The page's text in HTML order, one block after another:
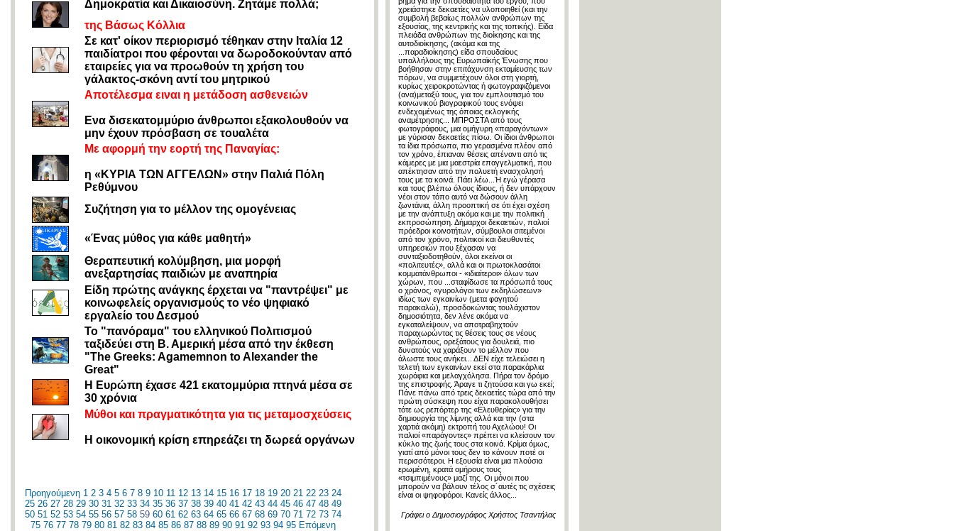
Δημοκρατία και Δικαιοσύνη. Ζητάμε πολλά;
της Βάσως Κόλλια
Σε κατ' οίκον περιορισμό τέθηκαν στην Ιταλία 12
παιδίατροι που φέρονται να δωροδοκούνταν από
εταιρείες για να προωθούν τη χρήση του
γάλακτος-σκόνη αντί του μητρικού
Αποτέλεσμα ειναι η μετάδοση ασθενειών
Ενα δισεκατομμύριο άνθρωποι εξακολουθούν να
μην έχουν πρόσβαση σε τουαλέτα
Με αφορμή την εορτή της Παναγίας:
η «ΚΥΡΙΑ ΤΩΝ ΑΓΓΕΛΩΝ» στην Παλιά Πόλη
Ρεθύμνου
Συζήτηση για το μέλλον της ομογένειας
«Ένας μύθος για κάθε μαθητή»
Θεραπευτική κολύμβηση, μια μορφή
ανεξαρτησίας παιδιών με αναπηρία
Είδη πρώτης ανάγκης έρχεται να "παντρέψει" με
κοινωφελείς οργανισμούς το νέο ψηφιακό
εργαλείο του Δεσμού
Το "πανόραμα" του ελληνικού Πολιτισμού
ταξιδεύει στη Β. Αμερική μέσα από την έκθεση
"The Greeks: Agamemnon to Alexander the
Great"
Η Ευρώπη έχασε 421 εκατομμύρια πτηνά μέσα σε
30 χρόνια
Μύθοι και πραγματικότητα για τις μεταμοσχεύσεις
Η οικονομική κρίση επηρεάζει τη δωρεά οργάνων
Προηγούμενη 1 2 3 4 5 6 7 8 9 10 11 12 13 14 15 16 17 18 19 20 21 22 23 24
25 26 27 28 29 30 31 32 33 34 35 36 37 38 39 40 41 42 43 44 45 46 47 48 49
50 51 52 53 54 55 56 57 58 59 60 61 62 63 64 65 66 67 68 69 70 71 72 73 74
75 76 77 78 79 80 81 82 83 84 85 86 87 88 89 90 91 92 93 94 95 Επόμενη
χρειάστηκε δεκαετίες να υλοποιηθεί (και την
συμβολή βεβαίως πολλών ανθρώπων της
εξουσίας, της κεντρικής και της τοπικής). Είδα
πλειάδα ανθρώπων της διοίκησης και της
αυτοδιοίκησης, (ακόμα και της
...παραδιοίκησης) είδα σπουδαίους
υπαλλήλους της Ευρωπαϊκής Ένωσης που
βοήθησαν στην επιτάχυνση εκταμίευσης των
πόρων, να συμμετέχουν όλοι στη γιορτή,
κυρίως χειροκροτώντας ή φωτογραφιζόμενοι
(ανα)μεταξύ τους, για τον εμπλουτισμό του
κοινωνικού βιογραφικού τους ενόψει
ενδεχομένως της όποιας εκλογικής
αναμέτρησης... ΜΠΡΟΣΤΑ από τους
φωτογράφους, μια ομήγυρη «παραγόντων»
με γύρισαν δεκαετίες πίσω. Οι ίδιοι άνθρωποι
τα ίδια πρόσωπα, πιο γερασμένα πλέον από
τον χρόνο, έπιαναν θέσεις απέναντι από τις
κάμερες με μια μαεστρία επαγγελματική, που
απέκτησαν από την πολυετή ενασχολησή
τους με τα κοινά. Πάει λέω...Ή εγώ γέρασα
και τους βλέπω όλους ίδιους, ή δεν υπάρχουν
νέοι στον τόπο αυτό να δώσουν άλλη
ζωντάνια, άλλη προοπτική σε ότι έχει σχέση
με την ανάπτυξη ακόμα και με την πολιτική
εκπροσώπηση. Δήμαρχοι δεκαετιών, παλιοί
πρόεδροι κοινοτήτων, σύμβουλοι σιτεμένοι
από τον χρόνο, πολιτικοί και διευθυντές
υπηρεσιών που ξέχασαν να
συνταξιοδοτηθούν, όλοι εκείνοι οι
«πολιτευτές», αλλά και οι πρωτοκλασάτοι
κομματάνθρωποι - «ιδιαίτεροι» όλων των
χώρων, που ...σταφίδωσε τα πρόσωπά τους
ο χρόνος, «γυρολόγοι των εκδηλώσεων»
ιδίως των εγκαινίων (μετα φαγητού
παρακαλώ), προσδοκώντας τουλάχιστον
δημοσιότητα, δεν λένε ακόμα να
εγκαταλείψουν, να αποτραβηχτούν
παραχωρώντας τις θέσεις τους σε νέους
ανθρώπους, ορεξάτους για δουλειά, πιο
δυνατούς να χαράξουν το μέλλον που
άλωστε τους ανήκει... ΔΕΝ είχε τελειώσει η
τελετή των εγκαινίων εκεί στα παρακάρλια
χωράφια και μελαγχόλησα. Πήρα τον δρόμο
της επιστροφής. Άραγε τι ζητούσα και γω εκεί;
Πάνε πάνω από τρεις δεκαετίες τώρα από την
πρώτη σύσκεψη που είχα παρακολουθήσει
τότε ως ρεπόρτερ της «Ελευθερίας» για την
δημιουργία της λίμνης αλλά και την (στα
χαρτιά ακόμη) εκτροπή του Αχελώου! Οι
παλιοί «παράγοντες» πρέπει να κλείσουν τον
κύκλο της ζωής τους στα κοινά. Κρίμα όμως,
γιατί από μόνοι τους δεν το κάνουν ποτέ οι
περισσότεροι. Η εξουσία είναι μια πλούσια
ερωμένη, κρατά ομήρους τους
«τσιμπιμένους» μαζί της. Οι μόνοι που
μπορούν να βάλουν τέλος σ´αυτές τις σχέσεις
είναι οι ψηφοφόροι. Κανείς άλλος...
Γράφει ο Δημοσιογράφος Χρήστος Τσαντήλας